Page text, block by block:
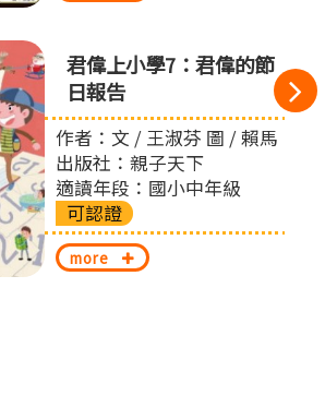
君偉上小學7：君偉的節
日報告
作者：文 / 王淑芬 圖 / 賴馬
出版社：親子天下
適讀年段：國小中年級
可認證
more